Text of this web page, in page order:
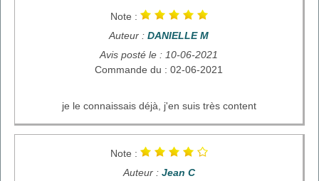
Note :
Auteur : DANIELLE M
Avis posté le : 10-06-2021
Commande du : 02-06-2021
je le connaissais déjà, j'en suis très content
Note :
Auteur : Jean C